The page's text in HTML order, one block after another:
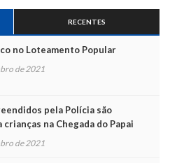
RECENTES
no Loteamento Popular
de 2021
pela Polícia são
na Chegada do Papai
de 2021